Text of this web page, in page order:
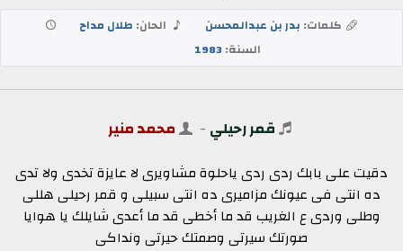
كلمات: بدر بن عبدالمحسن الحان: طلال مداح
السنة:1983
قمر رحيلي - محمد منير
دقيت على بابك ردى ردى ياحلوة مشاويرى لا عايزة تخدى ولا تدى
ده انتى فى عيونك مزاميرى ده انتى سبيلى و قمر رحيلى هللى
وطلى وردى ع الغريب قد ما أخطى قد ما أعدى شايلك يا هوايا
صورتك سيرتى وصمتك حيرتى ونداكى